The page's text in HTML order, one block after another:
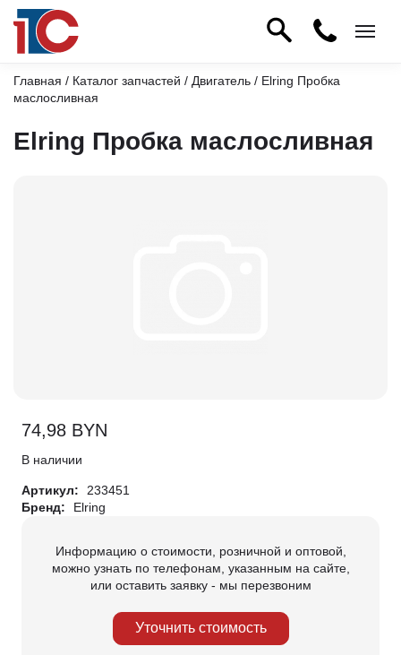
Главная / Каталог запчастей / Двигатель / Elring Пробка
маслосливная
Elring Пробка маслосливная
74,98 BYN
В наличии
Артикул:
233451
Бренд:
Elring
Информацию о стоимости, розничной и оптовой,
можно узнать по телефонам, указанным на сайте,
или оставить заявку - мы перезвоним
Уточнить стоимость